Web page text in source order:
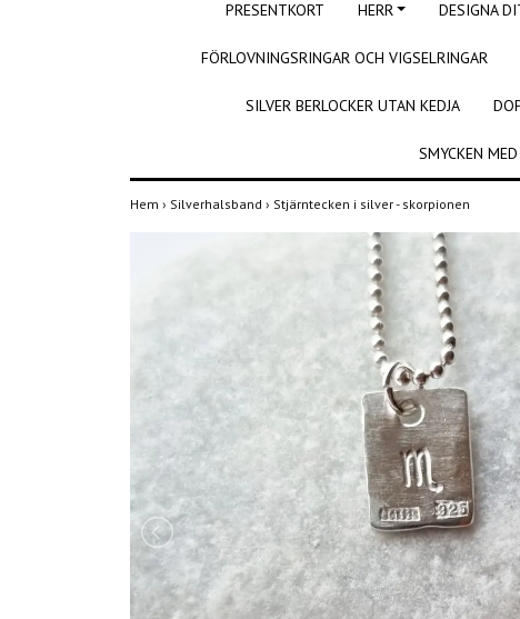
PRESENTKORT HERR DESIGNA
FÖRLOVNINGSRINGAR OCH VIGSELRINGAR
SILVER BERLOCKER UTAN KEDJA
SMYCKEN
Hem › Silverhalsband › Stjärntecken i silver - skorpionen